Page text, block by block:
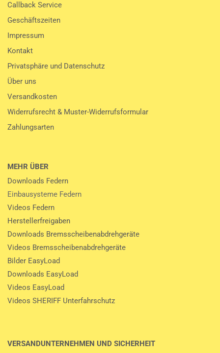
Callback Service
Geschäftszeiten
Impressum
Kontakt
Privatsphäre und Datenschutz
Über uns
Versandkosten
Widerrufsrecht & Muster-Widerrufsformular
Zahlungsarten
MEHR ÜBER
Downloads Federn
Einbausysteme Federn
Videos Federn
Herstellerfreigaben
Downloads Bremsscheibenabdrehgeräte
Videos Bremsscheibenabdrehgeräte
Bilder EasyLoad
Downloads EasyLoad
Videos EasyLoad
Videos SHERIFF Unterfahrschutz
VERSANDUNTERNEHMEN UND SICHERHEIT